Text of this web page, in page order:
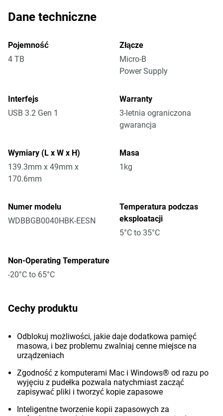
Dane techniczne
Pojemność
4 TB
Złącze
Micro-B
Power Supply
Interfejs
USB 3.2 Gen 1
Warranty
3-letnia ograniczona
gwarancja
Wymiary (L x W x H)
139.3mm x 49mm x
170.6mm
Masa
1kg
Numer modelu
WDBBGB0040HBK-EESN
Temperatura podczas
eksploatacji
5°C to 35°C
Non-Operating Temperature
-20°C to 65°C
Cechy produktu
Odblokuj możliwości, jakie daje dodatkowa pamięć
masowa, i bez problemu zwalniaj cenne miejsce na
urządzeniach
Zgodność z komputerami Mac i Windows® od razu po
wyjęciu z pudełka pozwala natychmiast zacząć
zapisywać pliki i tworzyć kopie zapasowe
Inteligentne tworzenie kopii zapasowych za